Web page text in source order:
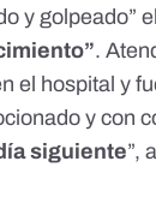
y golpeado”
.
el hospital y
y con
siguiente”,